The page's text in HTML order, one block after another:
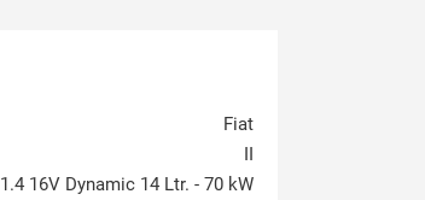
Fiat
II
1.4 16V Dynamic 14 Ltr. - 70 kW